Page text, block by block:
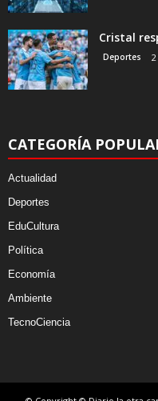
Cristal
Deportes
CATEGORÍA
Actualidad
Deportes
EduCultura
Política
Economía
Ambiente
TecnoCiencia